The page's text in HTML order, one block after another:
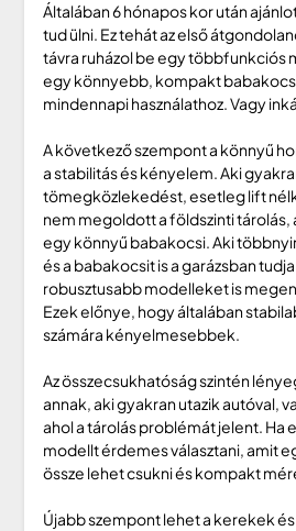
Általában 6 hónapos kor után
tud ülni. Ez tehát az első
távra ruházol be egy többfunkciós
egy könnyebb, kompakt
mindennapi használathoz. Vagy
A következő szempont a könnyű
a stabilitás és kényelem. Aki
tömegközlekedést, esetleg lift
nem megoldott a földszinti tárolás,
egy könnyű babakocsi. Aki
és a babakocsit is a garázsban
robusztusabb modelleket is
Ezek előnye, hogy általában
számára kényelmesebbek.
Az összecsukhatóság szintén
annak, aki gyakran utazik autóval,
ahol a tárolás problémát jelent. Ha
modellt érdemes választani, amit
össze lehet csukni és kompakt
Újabb szempont lehet a kerekek